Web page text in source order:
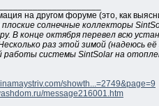
на другом форуме (это, как
солнечные коллекторы
В конце октября перевел всю
раз этой зимой (надеюсь
работы системы SintSolar на
showth...=2749&page=9
message216001.htm